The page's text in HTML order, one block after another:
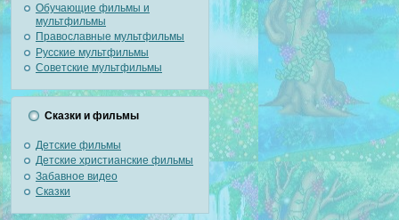
Обучающие фильмы и
мультфильмы
Православные мультфильмы
Русские мультфильмы
Советские мультфильмы
Сказки и фильмы
Детские фильмы
Детские христианские фильмы
Забавное видео
Сказки